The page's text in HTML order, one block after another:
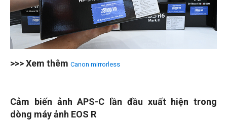
>>> Xem thêm Canon mirrorless
Cảm biến ảnh APS-C lần đầu xuất hiện trong
dòng máy ảnh EOS R